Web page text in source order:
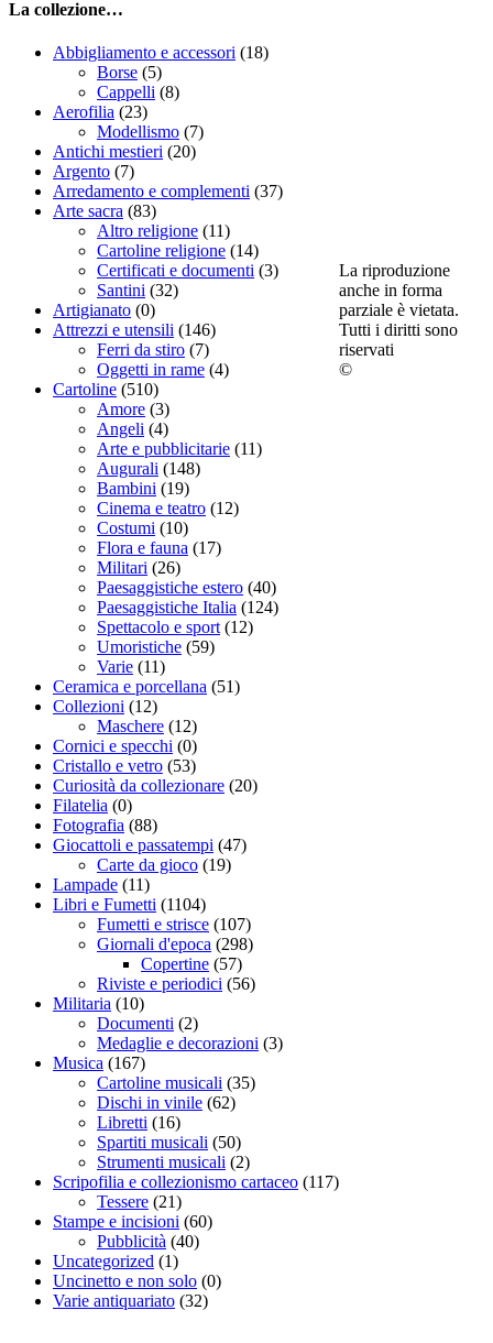
La collezione…
Abbigliamento e accessori (18)
Borse (5)
Cappelli (8)
Aerofilia (23)
Modellismo (7)
Antichi mestieri (20)
Argento (7)
Arredamento e complementi (37)
Arte sacra (83)
Altro religione (11)
Cartoline religione (14)
Certificati e documenti (3)
Santini (32)
Artigianato (0)
Attrezzi e utensili (146)
Ferri da stiro (7)
Oggetti in rame (4)
Cartoline (510)
Amore (3)
Angeli (4)
Arte e pubblicitarie (11)
Augurali (148)
Bambini (19)
Cinema e teatro (12)
Costumi (10)
Flora e fauna (17)
Militari (26)
Paesaggistiche estero (40)
Paesaggistiche Italia (124)
Spettacolo e sport (12)
Umoristiche (59)
Varie (11)
Ceramica e porcellana (51)
Collezioni (12)
Maschere (12)
Cornici e specchi (0)
Cristallo e vetro (53)
Curiosità da collezionare (20)
Filatelia (0)
Fotografia (88)
Giocattoli e passatempi (47)
Carte da gioco (19)
Lampade (11)
Libri e Fumetti (1104)
Fumetti e strisce (107)
Giornali d'epoca (298)
Copertine (57)
Riviste e periodici (56)
Militaria (10)
Documenti (2)
Medaglie e decorazioni (3)
Musica (167)
Cartoline musicali (35)
Dischi in vinile (62)
Libretti (16)
Spartiti musicali (50)
Strumenti musicali (2)
Scripofilia e collezionismo cartaceo (117)
Tessere (21)
Stampe e incisioni (60)
Pubblicità (40)
Uncategorized (1)
Uncinetto e non solo (0)
Varie antiquariato (32)
La riproduzione
anche in forma
parziale è vietata.
Tutti i diritti sono
riservati
©